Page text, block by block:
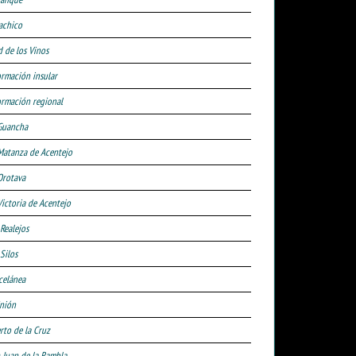
de los Vinos
insular
regional
de Acentejo
de Acentejo
de la Cruz